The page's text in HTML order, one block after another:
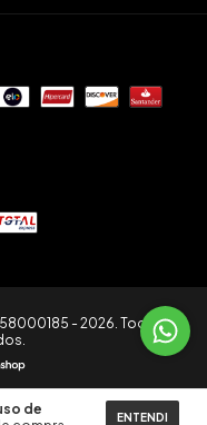
de
ENTENDI
- 2026. Todos os